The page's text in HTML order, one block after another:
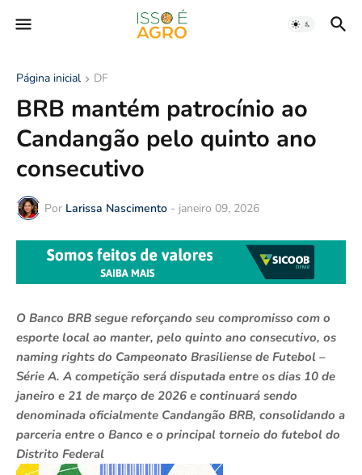
Página inicial DF
BRB mantém patrocínio ao
Candangão pelo quinto ano
consecutivo
Por Larissa Nascimento - janeiro 09, 2026
O Banco BRB segue reforçando seu compromisso com o
esporte local ao manter, pelo quinto ano consecutivo, os
naming rights do Campeonato Brasiliense de Futebol –
Série A. A competição será disputada entre os dias 10 de
janeiro e 21 de março de 2026 e continuará sendo
denominada oficialmente Candangão BRB, consolidando a
parceria entre o Banco e o principal torneio do futebol do
Distrito Federal